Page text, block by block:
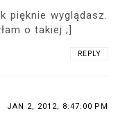
pięknie wyglądasz.
o takiej ;]
REPLY
JAN 2, 2012, 8:47:00 PM